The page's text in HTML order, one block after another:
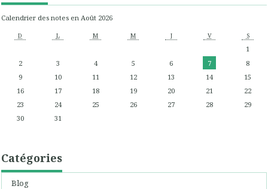
Calendrier des notes en Août 2026
D L M M J V S
1
2
3 4 5 6 7
8
9
10 11 12 13 14
15
16
17 18 19 20 21
22
23
24 25 26 27 28
29
30
31
Catégories
Blog